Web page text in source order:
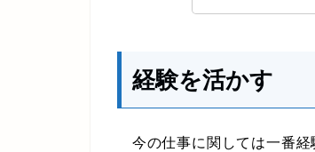
経験を活かす
今の仕事に関しては一番経